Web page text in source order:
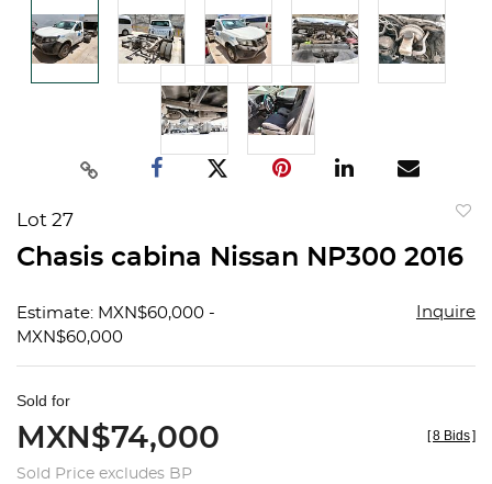
Lot 27
Chasis cabina Nissan NP300 2016
Estimate: MXN$60,000 -
MXN$60,000
Inquire
Sold for
MXN$74,000
Sold Price excludes BP
[8 Bids]